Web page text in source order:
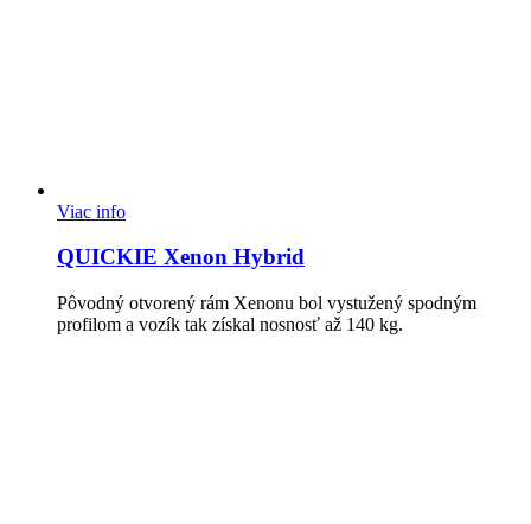
Viac info
QUICKIE Xenon Hybrid
Pôvodný otvorený rám Xenonu bol vystužený spodným
profilom a vozík tak získal nosnosť až 140 kg.